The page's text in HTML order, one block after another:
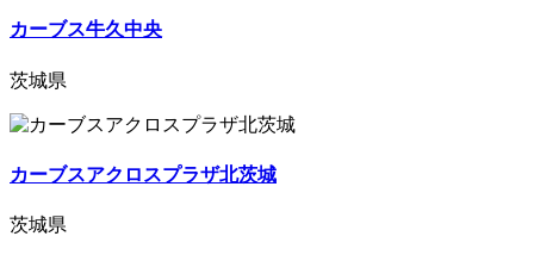
カーブス牛久中央
茨城県
カーブスアクロスプラザ北茨城
茨城県